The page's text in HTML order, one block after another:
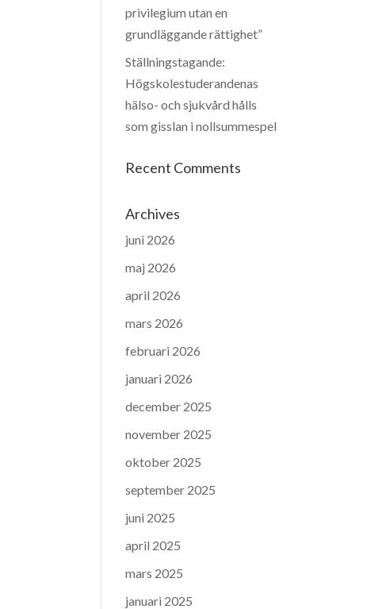
privilegium utan en
grundläggande rättighet”
Ställningstagande:
Högskolestuderandenas
hälso- och sjukvård hålls
som gisslan i nollsummespel
Recent Comments
Archives
juni 2026
maj 2026
april 2026
mars 2026
februari 2026
januari 2026
december 2025
november 2025
oktober 2025
september 2025
juni 2025
april 2025
mars 2025
januari 2025